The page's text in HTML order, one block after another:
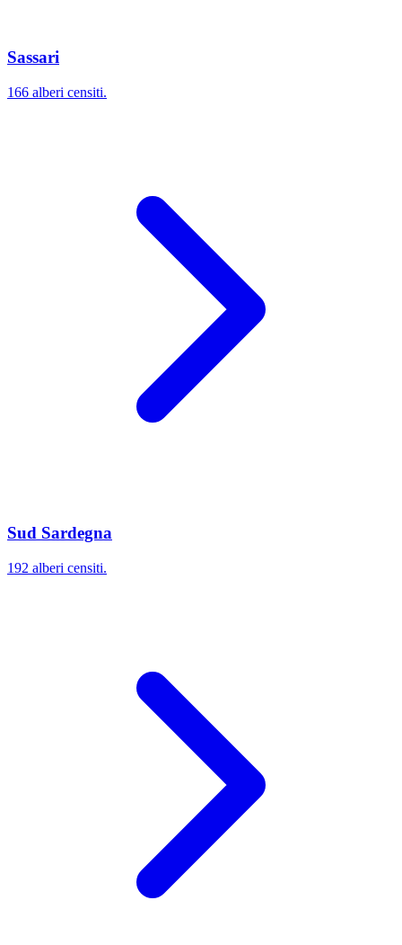
Sassari
166 alberi censiti.
Sud Sardegna
192 alberi censiti.